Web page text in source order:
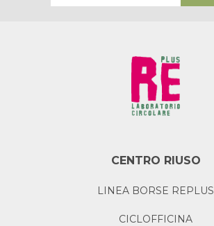
CENTRO RIUSO
LINEA BORSE REPLUS
CICLOFFICINA